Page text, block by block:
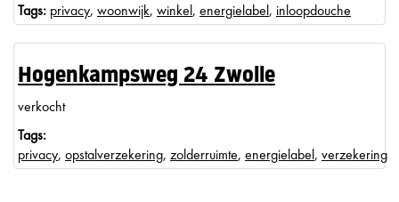
Tags: privacy, woonwijk, winkel, energielabel, inloopdouche
Hogenkampsweg 24 Zwolle
verkocht
Tags:
privacy, opstalverzekering, zolderruimte, energielabel, verzekering